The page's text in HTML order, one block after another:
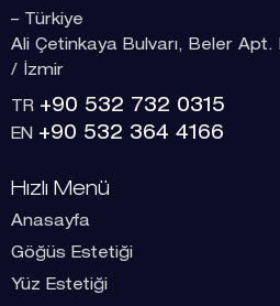
– Türkiye
Ali Çetinkaya Bulvarı, Beler
/ İzmir
TR +90 532 732 0315
EN +90 532 364 4166
Hızlı Menü
Anasayfa
Göğüs Estetiği
Yüz Estetiği